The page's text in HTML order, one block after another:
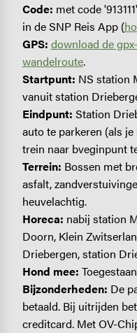
Code: met code
in de SNP Reis App (
GPS: download de
wandelroute.
Startpunt: NS station
vanuit station
Eindpunt: Station
auto te parkeren (als
trein naar bveginpunt
Terrein: Bossen met
asfalt,
heuvelachtig.
Horeca: nabij station
Doorn, Klein
Driebergen, station
Hond mee:
Bijzonderheden: De
betaald. Bij uitrijden
creditcard. Met OV-